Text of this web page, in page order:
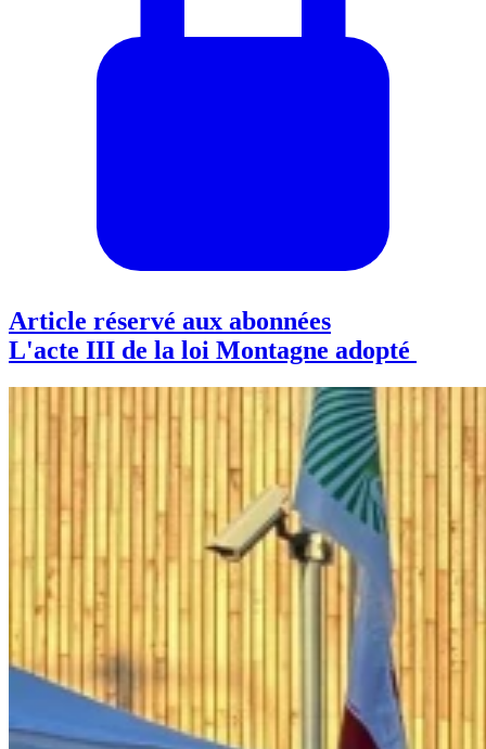
Article réservé aux abonnées
L'acte III de la loi Montagne adopté